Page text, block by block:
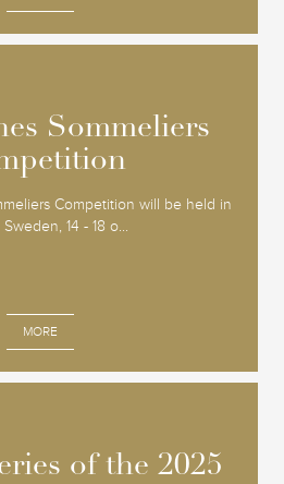
Sommeliers
Competition will be held in
14 - 18 o...
MORE
Sommeliers
of the 2025
of the 2025